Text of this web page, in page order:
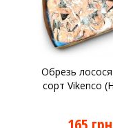
Обрезь
сорт Vikenco
165